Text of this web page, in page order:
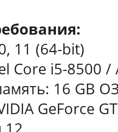
11 (64-bit)
Core i5-8500 /
16 GB
GeForce